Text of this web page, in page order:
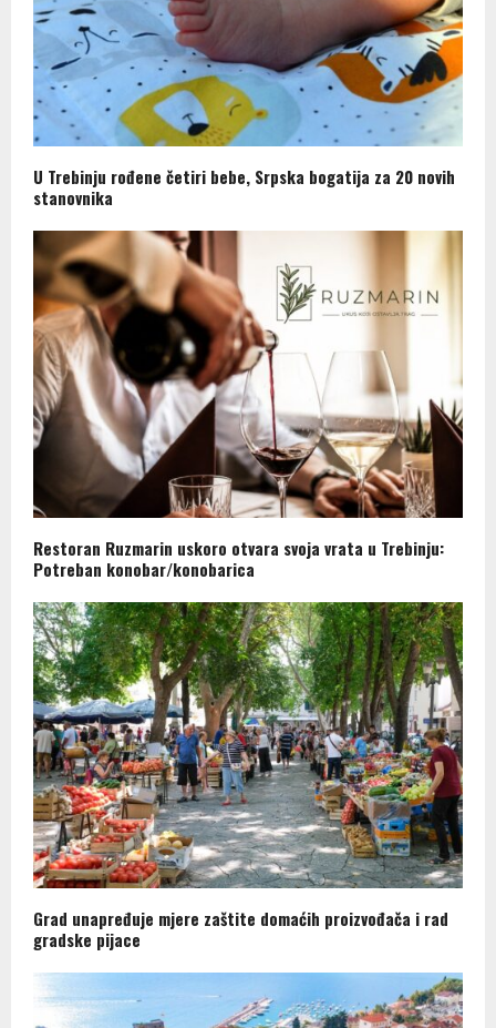
U Trebinju rođene četiri bebe, Srpska bogatija za 20 novih
stanovnika
Restoran Ruzmarin uskoro otvara svoja vrata u Trebinju:
Potreban konobar/konobarica
Grad unapređuje mjere zaštite domaćih proizvođača i rad
gradske pijace